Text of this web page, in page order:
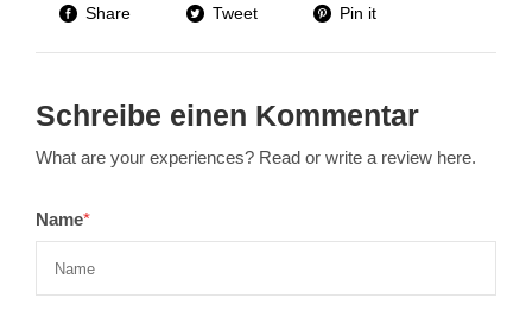
Share Tweet Pin it
Schreibe einen Kommentar
What are your experiences? Read or write a review here.
Name*